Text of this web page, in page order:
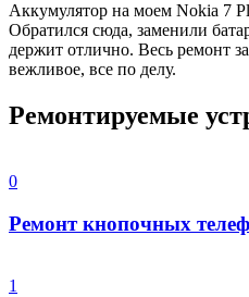
Аккумулятор на моем Nokia 7
Обратился сюда, заменили
держит отлично. Весь ремонт
вежливое, все по делу.
Ремонтируемые
0
Ремонт кнопочных
1